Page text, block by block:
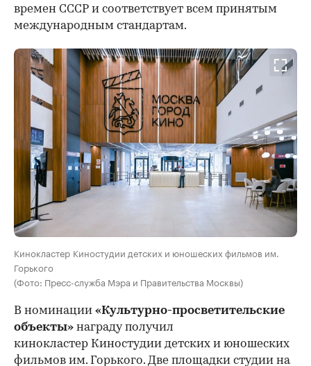
времен СССР и соответствует всем принятым
международным стандартам.
Кинокластер Киностудии детских и юношеских фильмов им.
Горького
(Фото: Пресс-служба Мэра и Правительства Москвы)
В номинации «Культурно-просветительские
объекты» награду получил
кинокластер Киностудии детских и юношеских
фильмов им. Горького. Две площадки студии на